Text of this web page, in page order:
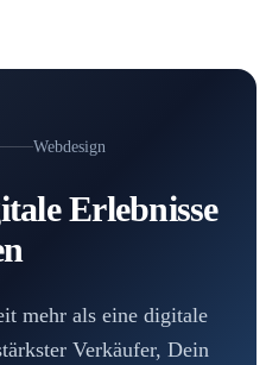
Webdesign
Erlebnisse
mehr als eine digitale
Verkäufer, Dein